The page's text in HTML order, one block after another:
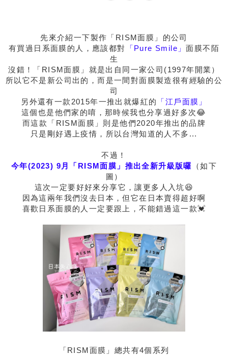
先來介紹一下製作「RISM面膜」的公司
有買過日系面膜的人，應該都對 「Pure Smile」面膜不陌
生
沒錯！「RISM面膜」就是出自同一家公司(1997年開業）
所以它不是新公司出的，而是一間對面膜製造很有經驗的公
司
另外還有一款2015年一推出就爆紅的
「江戶面膜」
這個也是他們家的唷，那時候我也分享過好多次😂
而這款「RISM面膜」則是他們2020年推出的品牌
只是剛好遇上疫情，所以台灣知道的人不多...
不過！
今年(2023) 9月
「RISM面膜」推出全新升級版囉
（如下
圖）
這次一定要好好來分享它，讓更多人入坑😆
因為這兩年我們沒去日本，但它在日本賣得超好啊
喜歡日系面膜的人一定要跟上，不能錯過這一款💓
「RISM面膜」總共有4個系列